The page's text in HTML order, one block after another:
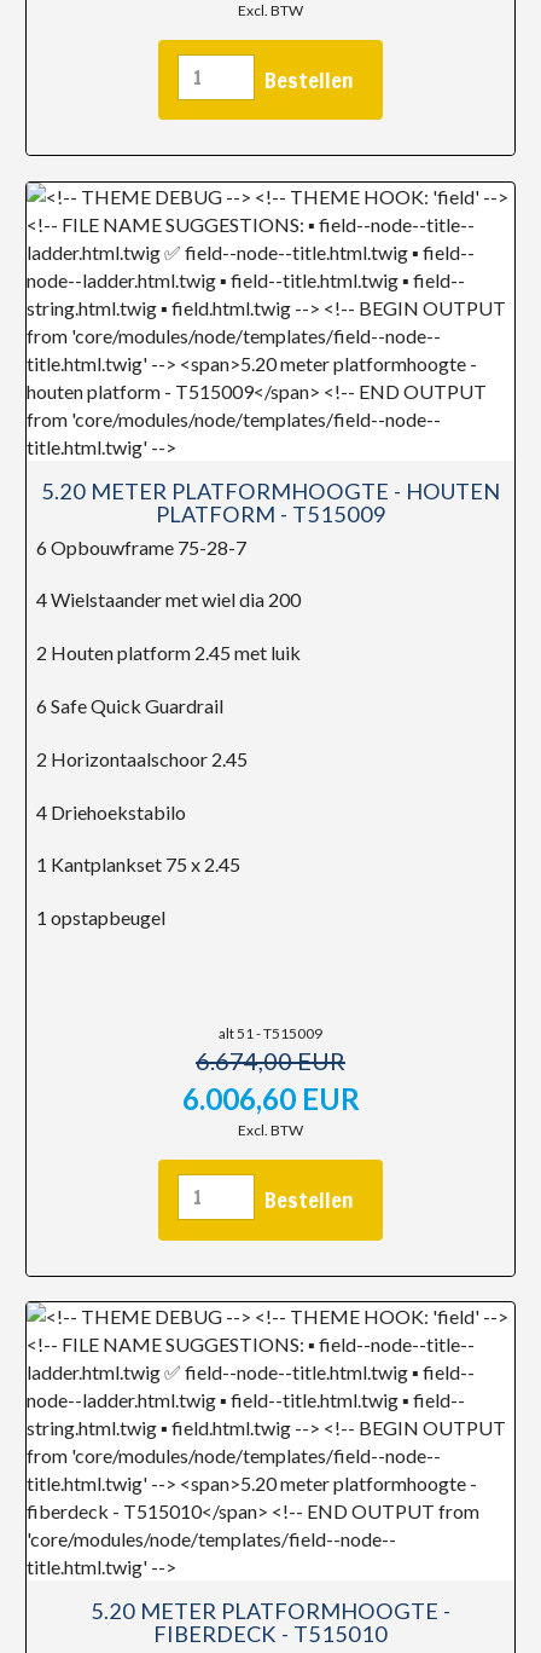
Excl. BTW
5.20 METER PLATFORMHOOGTE - HOUTEN
PLATFORM - T515009
6 Opbouwframe 75-28-7
4 Wielstaander met wiel dia 200
2 Houten platform 2.45 met luik
6 Safe Quick Guardrail
2 Horizontaalschoor 2.45
4 Driehoekstabilo
1 Kantplankset 75 x 2.45
1 opstapbeugel
alt 51 - T515009
6.674,00 EUR
6.006,60 EUR
Excl. BTW
5.20 METER PLATFORMHOOGTE -
FIBERDECK - T515010